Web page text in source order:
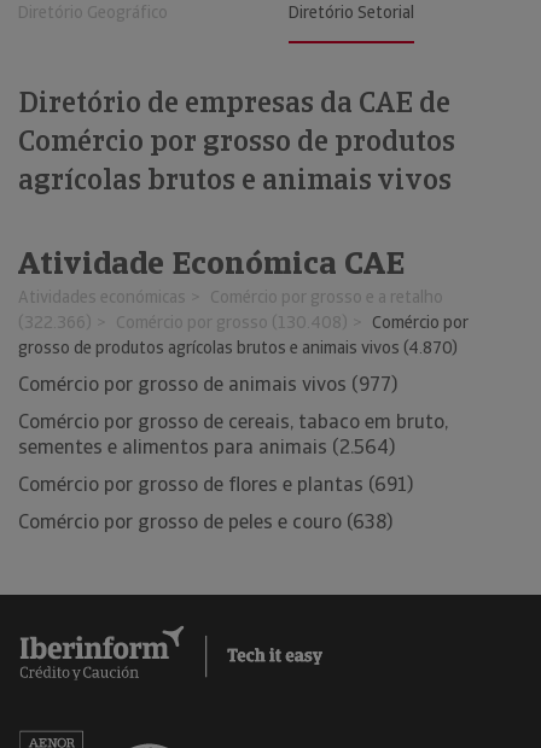
Diretório Geográfico Diretório Setorial
Diretório de empresas da CAE de
Comércio por grosso de produtos
agrícolas brutos e animais vivos
Atividade Económica CAE
Atividades económicas
Comércio por grosso e a retalho
(322.366)
Comércio por grosso (130.408)
Comércio por
grosso de produtos agrícolas brutos e animais vivos (4.870)
Comércio por grosso de animais vivos (977)
Comércio por grosso de cereais, tabaco em bruto,
sementes e alimentos para animais (2.564)
Comércio por grosso de flores e plantas (691)
Comércio por grosso de peles e couro (638)